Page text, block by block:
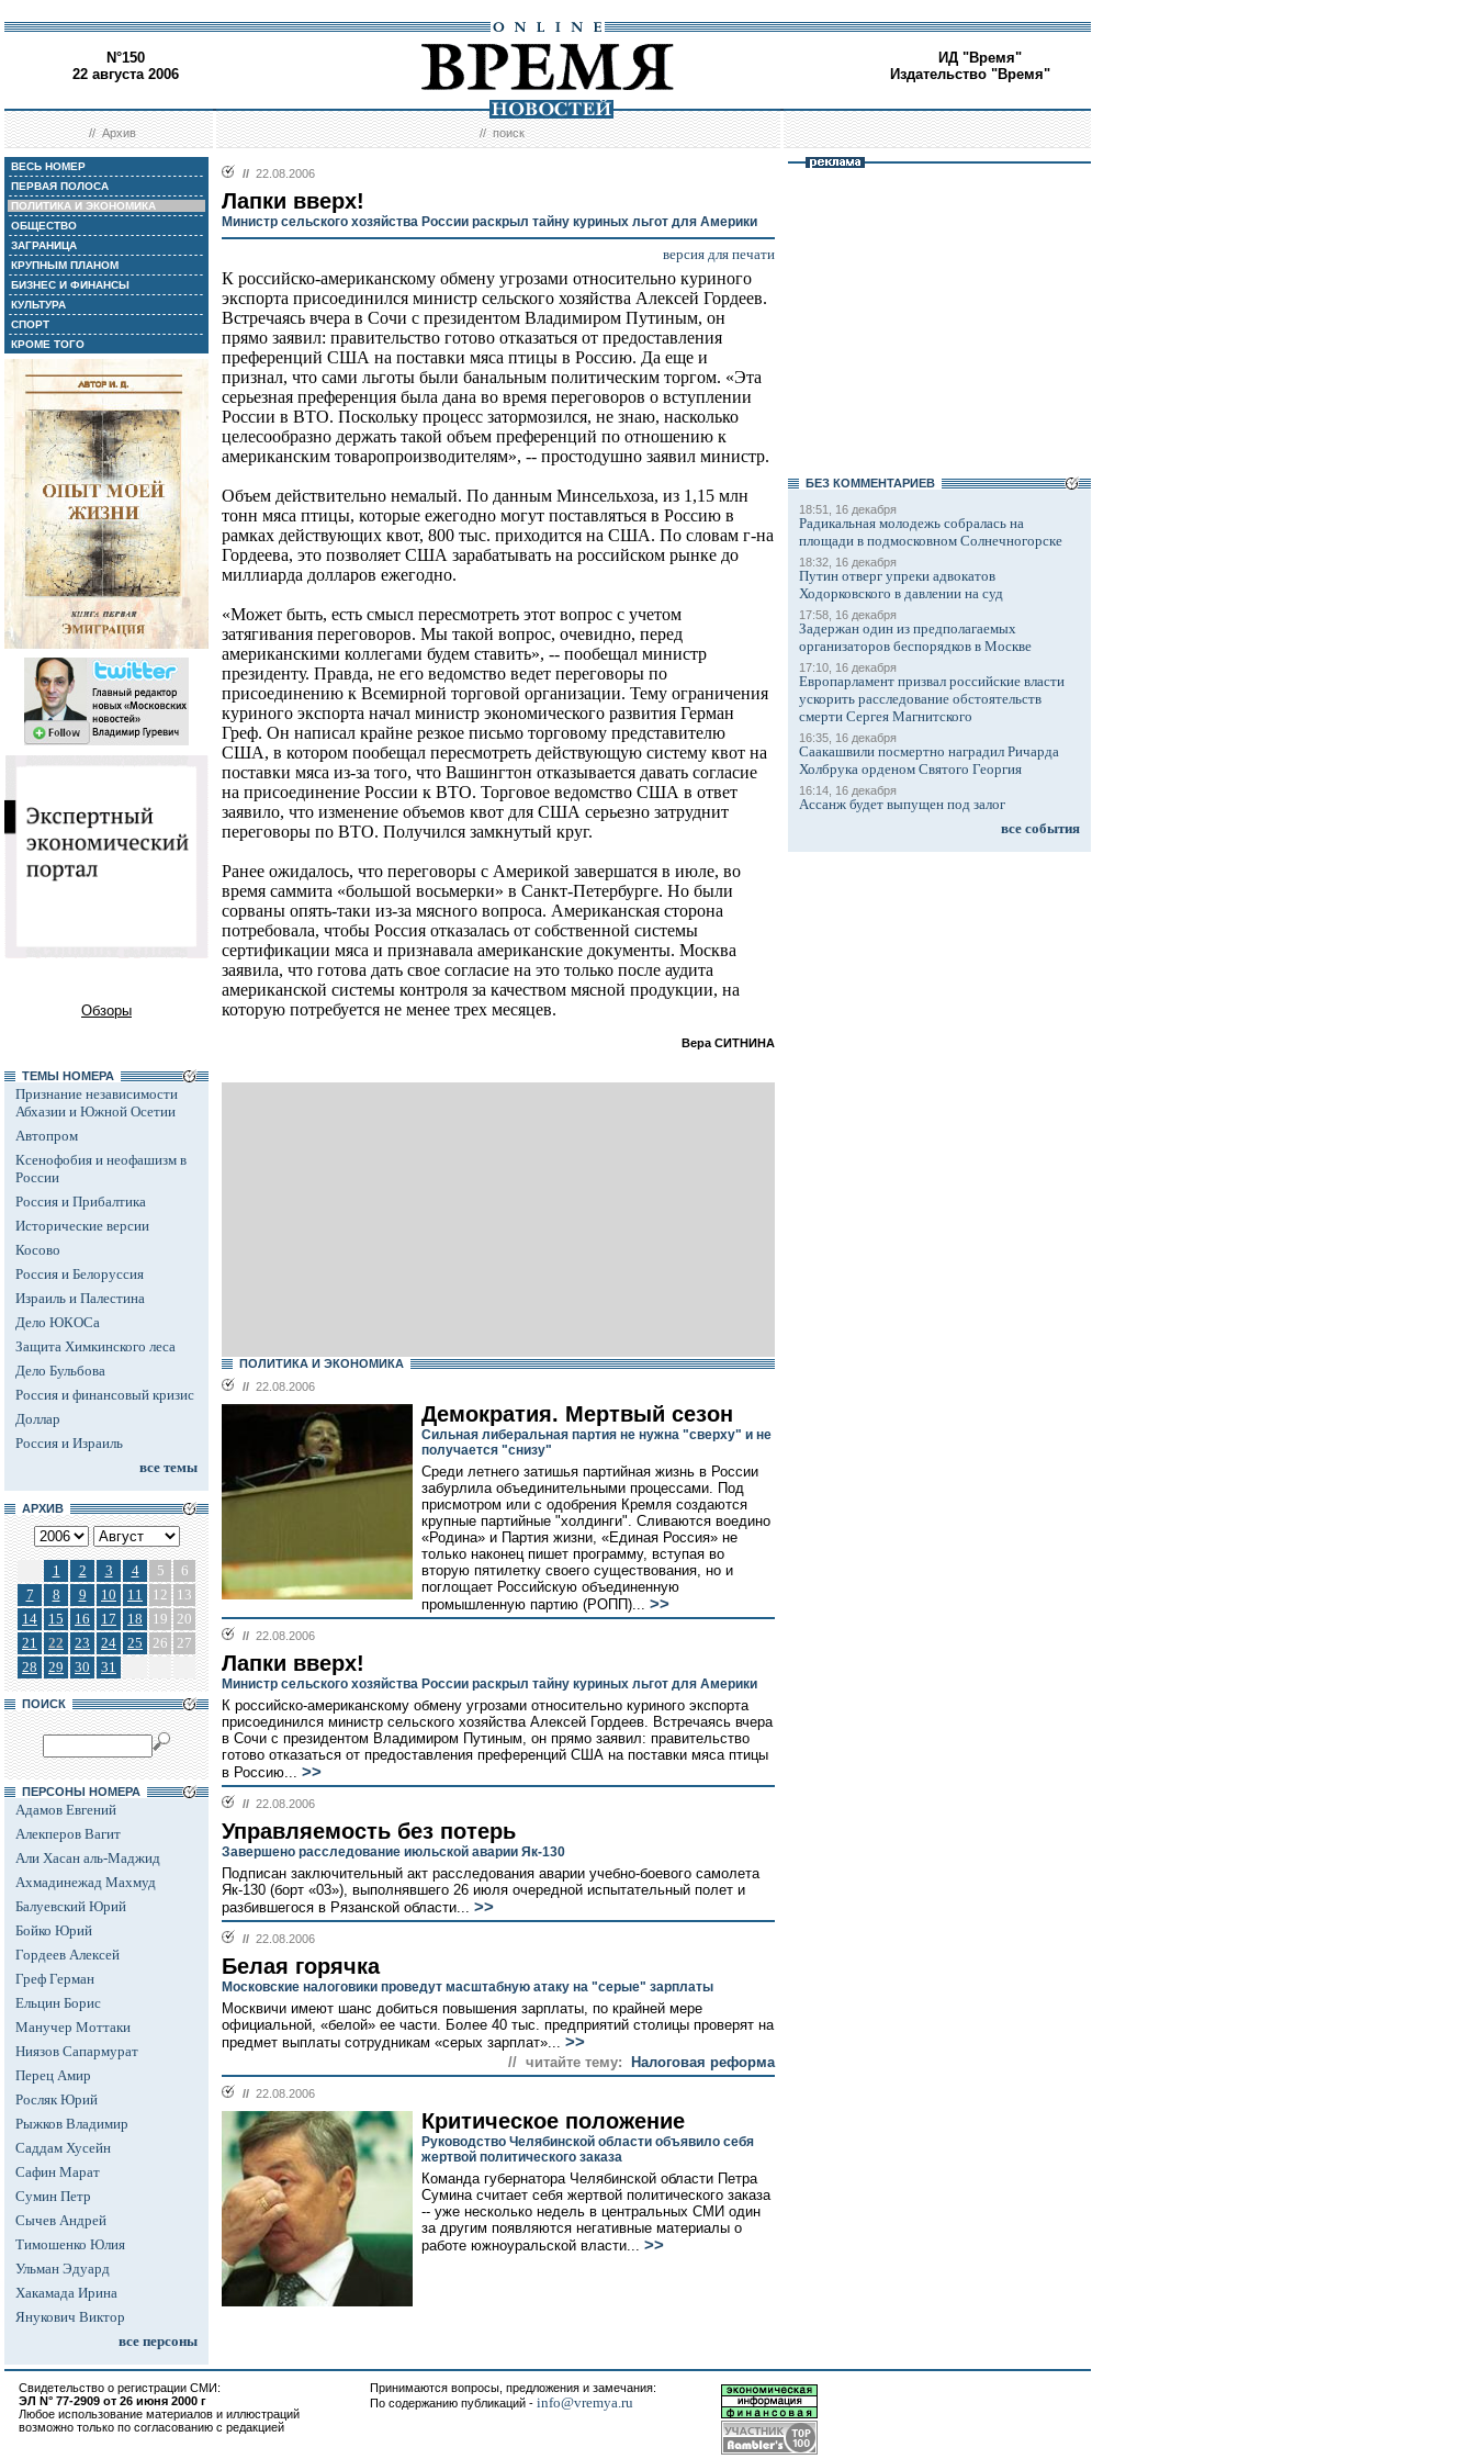
N°150
22 августа 2006
ИД "Время"
Издательство "Время"
//Архив //поиск
ВЕСЬ НОМЕР
ПЕРВАЯ ПОЛОСА
ПОЛИТИКА И ЭКОНОМИКА
ОБЩЕСТВО
ЗАГРАНИЦА
КРУПНЫМ ПЛАНОМ
БИЗНЕС И ФИНАНСЫ
КУЛЬТУРА
СПОРТ
КРОМЕ ТОГО
Обзоры
ТЕМЫ НОМЕРА
Признание независимости
Абхазии и Южной Осетии
Автопром
Ксенофобия и неофашизм в
России
Россия и Прибалтика
Исторические версии
Косово
Россия и Белоруссия
Израиль и Палестина
Дело ЮКОСа
Защита Химкинского леса
Дело Бульбова
Россия и финансовый кризис
Доллар
Россия и Израиль
все темы
АРХИВ
1 2 3 4 5
6
7
8 9 10 11 12
13
14
15 16 17 18 19 20
21
22 23 24 25 26 27
28
29 30 31
ПОИСК
ПЕРСОНЫ НОМЕРА
Адамов Евгений
Алекперов Вагит
Али Хасан аль-Маджид
Ахмадинежад Махмуд
Балуевский Юрий
Бойко Юрий
Гордеев Алексей
Греф Герман
Ельцин Борис
Манучер Моттаки
Ниязов Сапармурат
Перец Амир
Росляк Юрий
Рыжков Владимир
Саддам Хусейн
Сафин Марат
Сумин Петр
Сычев Андрей
Тимошенко Юлия
Ульман Эдуард
Хакамада Ирина
Янукович Виктор
все персоны
// 22.08.2006
Лапки вверх!
Министр сельского хозяйства России раскрыл тайну куриных льгот для Америки
версия для печати
К российско-американскому обмену угрозами относительно куриного
экспорта присоединился министр сельского хозяйства Алексей Гордеев.
Встречаясь вчера в Сочи с президентом Владимиром Путиным, он
прямо заявил: правительство готово отказаться от предоставления
преференций США на поставки мяса птицы в Россию. Да еще и
признал, что сами льготы были банальным политическим торгом. «Эта
серьезная преференция была дана во время переговоров о вступлении
России в ВТО. Поскольку процесс затормозился, не знаю, насколько
целесообразно держать такой объем преференций по отношению к
американским товаропроизводителям», -- простодушно заявил министр.
Объем действительно немалый. По данным Минсельхоза, из 1,15 млн
тонн мяса птицы, которые ежегодно могут поставляться в Россию в
рамках действующих квот, 800 тыс. приходится на США. По словам г-на
Гордеева, это позволяет США зарабатывать на российском рынке до
миллиарда долларов ежегодно.
«Может быть, есть смысл пересмотреть этот вопрос с учетом
затягивания переговоров. Мы такой вопрос, очевидно, перед
американскими коллегами будем ставить», -- пообещал министр
президенту. Правда, не его ведомство ведет переговоры по
присоединению к Всемирной торговой организации. Тему ограничения
куриного экспорта начал министр экономического развития Герман
Греф. Он написал крайне резкое письмо торговому представителю
США, в котором пообещал пересмотреть действующую систему квот на
поставки мяса из-за того, что Вашингтон отказывается давать согласие
на присоединение России к ВТО. Торговое ведомство США в ответ
заявило, что изменение объемов квот для США серьезно затруднит
переговоры по ВТО. Получился замкнутый круг.
Ранее ожидалось, что переговоры с Америкой завершатся в июле, во
время саммита «большой восьмерки» в Санкт-Петербурге. Но были
сорваны опять-таки из-за мясного вопроса. Американская сторона
потребовала, чтобы Россия отказалась от собственной системы
сертификации мяса и признавала американские документы. Москва
заявила, что готова дать свое согласие на это только после аудита
американской системы контроля за качеством мясной продукции, на
которую потребуется не менее трех месяцев.
Вера СИТНИНА
ПОЛИТИКА И ЭКОНОМИКА
// 22.08.2006
Демократия. Мертвый сезон
Сильная либеральная партия не нужна "сверху" и не
получается "снизу"
Среди летнего затишья партийная жизнь в России
забурлила объединительными процессами. Под
присмотром или с одобрения Кремля создаются
крупные партийные "холдинги". Сливаются воедино
«Родина» и Партия жизни, «Единая Россия» не
только наконец пишет программу, вступая во
вторую пятилетку своего существования, но и
поглощает Российскую объединенную
промышленную партию (РОПП)... >>
// 22.08.2006
Лапки вверх!
Министр сельского хозяйства России раскрыл тайну куриных льгот для Америки
К российско-американскому обмену угрозами относительно куриного экспорта
присоединился министр сельского хозяйства Алексей Гордеев. Встречаясь вчера
в Сочи с президентом Владимиром Путиным, он прямо заявил: правительство
готово отказаться от предоставления преференций США на поставки мяса птицы
в Россию... >>
// 22.08.2006
Управляемость без потерь
Завершено расследование июльской аварии Як-130
Подписан заключительный акт расследования аварии учебно-боевого самолета
Як-130 (борт «03»), выполнявшего 26 июля очередной испытательный полет и
разбившегося в Рязанской области... >>
// 22.08.2006
Белая горячка
Московские налоговики проведут масштабную атаку на "серые" зарплаты
Москвичи имеют шанс добиться повышения зарплаты, по крайней мере
официальной, «белой» ее части. Более 40 тыс. предприятий столицы проверят на
предмет выплаты сотрудникам «серых зарплат»... >>
// читайте тему: Налоговая реформа
// 22.08.2006
Критическое положение
Руководство Челябинской области объявило себя
жертвой политического заказа
Команда губернатора Челябинской области Петра
Сумина считает себя жертвой политического заказа
-- уже несколько недель в центральных СМИ один
за другим появляются негативные материалы о
работе южноуральской власти... >>
БЕЗ КОМMЕНТАРИЕВ
18:51, 16 декабря
Радикальная молодежь собралась на
площади в подмосковном Солнечногорске
18:32, 16 декабря
Путин отверг упреки адвокатов
Ходорковского в давлении на суд
17:58, 16 декабря
Задержан один из предполагаемых
организаторов беспорядков в Москве
17:10, 16 декабря
Европарламент призвал российские власти
ускорить расследование обстоятельств
смерти Сергея Магнитского
16:35, 16 декабря
Саакашвили посмертно наградил Ричарда
Холбрука орденом Святого Георгия
16:14, 16 декабря
Ассанж будет выпущен под залог
все события
Свидетельство о регистрации СМИ:
ЭЛ N° 77-2909 от 26 июня 2000 г
Любое использование материалов и иллюстраций
возможно только по согласованию с редакцией
Принимаются вопросы, предложения и замечания:
По содержанию публикаций - info@vremya.ru